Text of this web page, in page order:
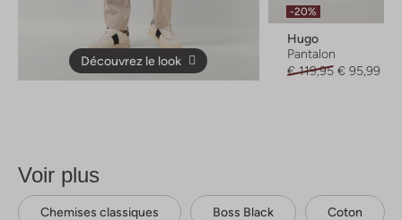
Découvrez le look
-20%
Hugo
Pantalon
€ 119,95 € 95,99
Voir plus
Chemises classiques Boss Black Coton